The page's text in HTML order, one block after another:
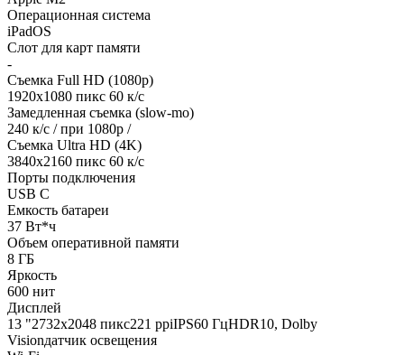
Операционная система
iPadOS
Слот для карт памяти
-
Съемка Full HD (1080p)
1920х1080 пикс 60 к/с
Замедленная съемка (slow-mo)
240 к/с / при 1080р /
Съемка Ultra HD (4K)
3840х2160 пикс 60 к/с
Порты подключения
USB C
Емкость батареи
37 Вт*ч
Объем оперативной памяти
8 ГБ
Яркость
600 нит
Дисплей
13 "2732x2048 пикс221 ppiIPS60 ГцHDR10, Dolby
Visionдатчик освещения